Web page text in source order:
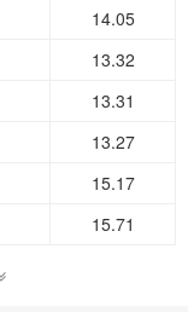
14.05
13.32
13.31
13.27
15.17
15.71